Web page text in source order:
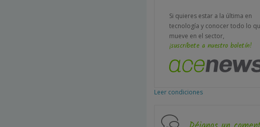
Si quieres estar a la última en
tecnología y conocer todo lo
mueve en el sector,
¡suscríbete a nuestro boletín!
Leer condiciones